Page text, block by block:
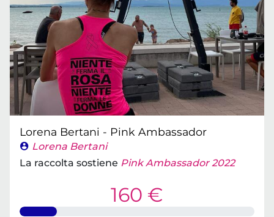
Lorena Bertani - Pink Ambassador
Lorena Bertani
La raccolta sostiene Pink Ambassador 2022
160 €